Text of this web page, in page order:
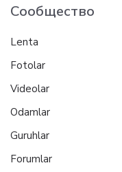
Сообщество
Lenta
Fotolar
Videolar
Odamlar
Guruhlar
Forumlar